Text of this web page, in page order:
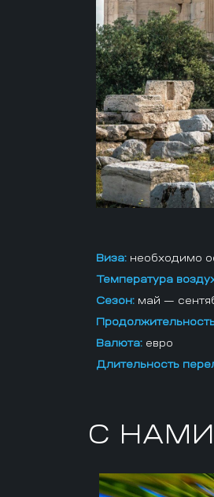
Виза: необходимо
Температура
Сезон: май —
Валюта: евро
Длительность
С